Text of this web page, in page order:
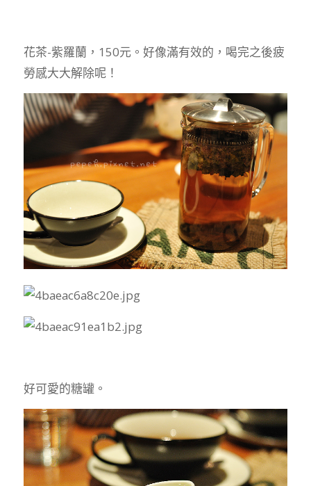
花茶-紫羅蘭，150元。好像滿有效的，喝完之後疲
勞感大大解除呢！
好可愛的糖罐。